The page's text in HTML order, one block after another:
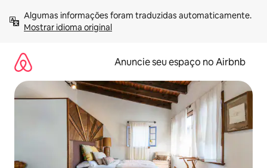
para
Mostrar idioma original
Anuncie seu espaço no Airbnb